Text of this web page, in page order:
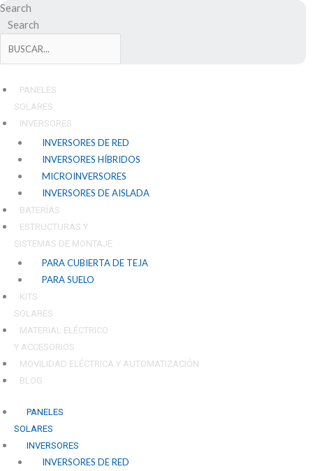
Ir
Search
Search
PANELES
SOLARES
INVERSORES
INVERSORES DE RED
INVERSORES HÍBRIDOS
MICROINVERSORES
INVERSORES DE AISLADA
BATERÍAS
ESTRUCTURAS Y
SISTEMAS DE MONTAJE
PARA CUBIERTA DE TEJA
PARA SUELO
KITS
SOLARES
MATERIAL ELÉCTRICO
Y ACCESORIOS
MOVILIDAD ELÉCTRICA Y AUTOMATIZACIÓN
BLOG
PANELES
SOLARES
INVERSORES
INVERSORES DE RED